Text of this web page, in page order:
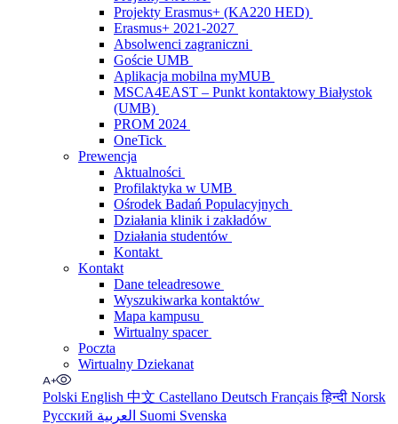
Projekty Erasmus+ (KA220 HED)
Erasmus+ 2021-2027
Absolwenci zagraniczni
Goście UMB
Aplikacja mobilna myMUB
MSCA4EAST – Punkt kontaktowy Białystok
(UMB)
PROM 2024
OneTick
Prewencja
Aktualności
Profilaktyka w UMB
Ośrodek Badań Populacyjnych
Działania klinik i zakładów
Działania studentów
Kontakt
Kontakt
Dane teleadresowe
Wyszukiwarka kontaktów
Mapa kampusu
Wirtualny spacer
Poczta
Wirtualny Dziekanat
Polski English 中文 Castellano Deutsch Françaisहिन्दी Norsk
Русский
Suomi Svenska